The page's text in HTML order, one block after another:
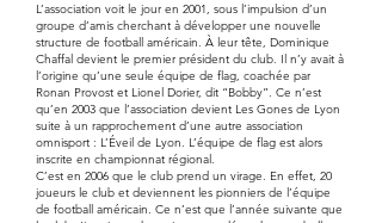
L’association voit le jour en 2001, sous l’impulsion d’un
groupe d’amis cherchant à développer une nouvelle
structure de football américain. À leur tête, Dominique
Chaffal devient le premier président du club. Il n’y avait à
l’origine qu’une seule équipe de flag, coachée par
Ronan Provost et Lionel Dorier, dit “Bobby”. Ce n’est
qu’en 2003 que l’association devient Les Gones de Lyon
suite à un rapprochement d’une autre association
omnisport : L’Éveil de Lyon. L’équipe de flag est alors
inscrite en championnat régional.
C’est en 2006 que le club prend un virage. En effet, 20
joueurs le club et deviennent les pionniers de l’équipe
de football américain. Ce n’est que l’année suivante que